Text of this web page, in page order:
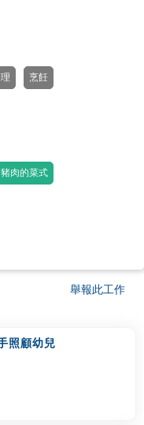
烹飪
肉的菜式
舉報此工作
照顧幼兒